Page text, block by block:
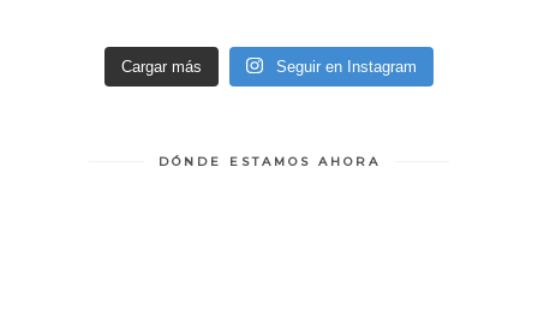
Cargar más Seguir en Instagram
DÓNDE ESTAMOS AHORA